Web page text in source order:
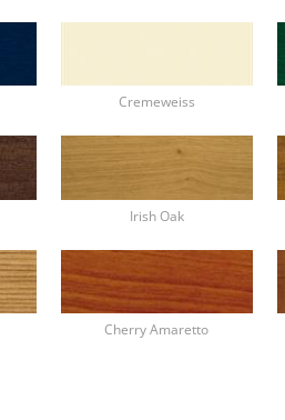
Cremeweiss
Irish Oak
Cherry Amaretto